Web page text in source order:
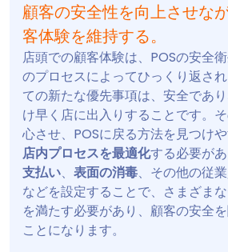
顧客の安全性を向上させな
客体験を維持する。
店頭での顧客体験は、POSの安全
のプロセスによってひっくり返さ
ての新たな優先事項は、安全であ
け早く店に出入りすることです。
心させ、POSに戻る方法を見つけや
店内プロセスを最適化する必要があ
支払い、 表面の消毒、その他の従
などを設定することで、さまざまな
を満たす必要があり、顧客の安全
ことになります。